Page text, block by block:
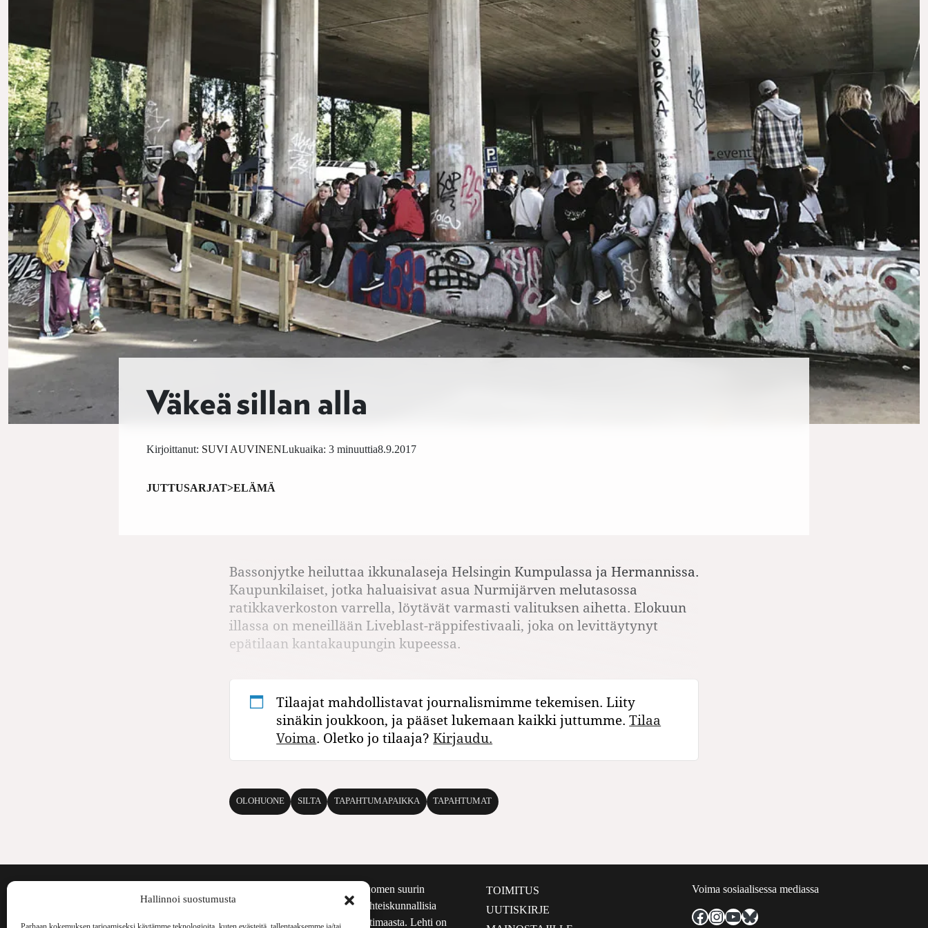
Hallinnoi suostumusta
Väkeä sillan alla
8.9.2017
Kirjoittanut: SUVI AUVINENLukuaika: 3 minuuttia
JUTTUSARJAT>ELÄMÄ
Bassonjytke heiluttaa ikkunalaseja Helsingin Kumpulassa ja Hermannissa.
Kaupunkilaiset, jotka haluaisivat asua Nurmijärven melutasossa
ratikkaverkoston varrella, löytävät varmasti valituksen aihetta. Elokuun
illassa on meneillään Liveblast-räppifestivaali, joka on levittäytynyt
epätilaan kantakaupungin kupeessa.
Tilaajat mahdollistavat journalismimme tekemisen. Liity
sinäkin joukkoon, ja pääset lukemaan kaikki juttumme.Tilaa
Voima. Oletko jo tilaaja?Kirjaudu.
OLOHUONE SILTA TAPAHTUMAPAIKKA TAPAHTUMAT
Voima on painosmäärältään Suomen suurin
kulttuurilehti. Se nostaa esiin yhteiskunnallisia
aiheita niin maailmalta kuin kotimaasta. Lehti on
TOIMITUS
UUTISKIRJE
Voima sosiaalisessa mediassa
Facebook
Instagram
YouTube
Bluesky